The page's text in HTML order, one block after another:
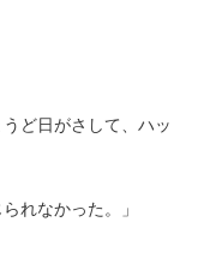
ど日がさして、ハッ
れなかった。」